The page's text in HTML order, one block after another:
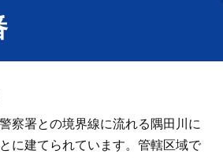
察署との境界線に流れる隅田川に
に建てられています。管轄区域で